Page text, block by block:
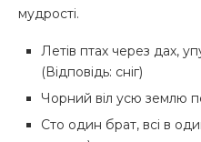
мудрості.
Летів птах через дах,
(Відповідь: сніг)
Чорний віл усю землю
Сто один брат, всі в